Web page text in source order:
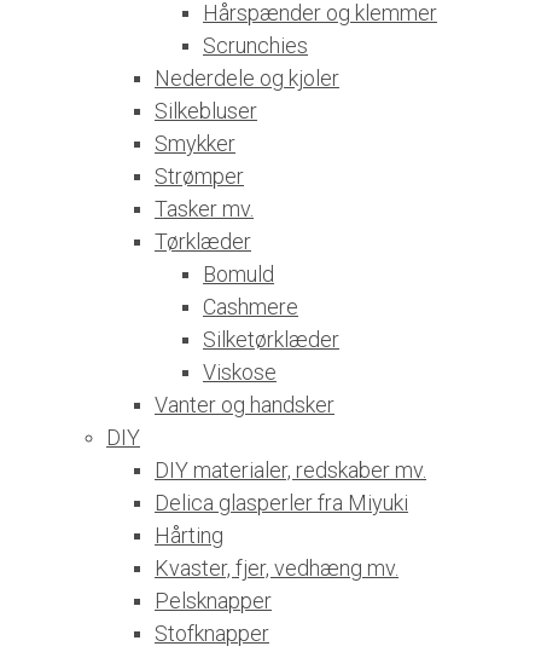
Hårspænder og klemmer
Scrunchies
Nederdele og kjoler
Silkebluser
Smykker
Strømper
Tasker mv.
Tørklæder
Bomuld
Cashmere
Silketørklæder
Viskose
Vanter og handsker
DIY
DIY materialer, redskaber mv.
Delica glasperler fra Miyuki
Hårting
Kvaster, fjer, vedhæng mv.
Pelsknapper
Stofknapper